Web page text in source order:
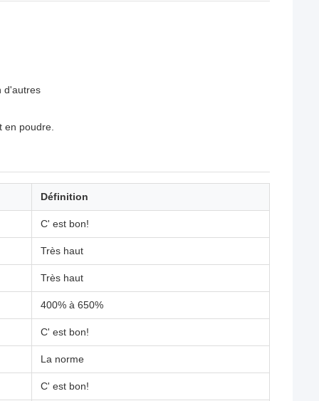
d'autres
en poudre.
Définition
C' est bon!
Très haut
Très haut
400% à 650%
C' est bon!
La norme
C' est bon!